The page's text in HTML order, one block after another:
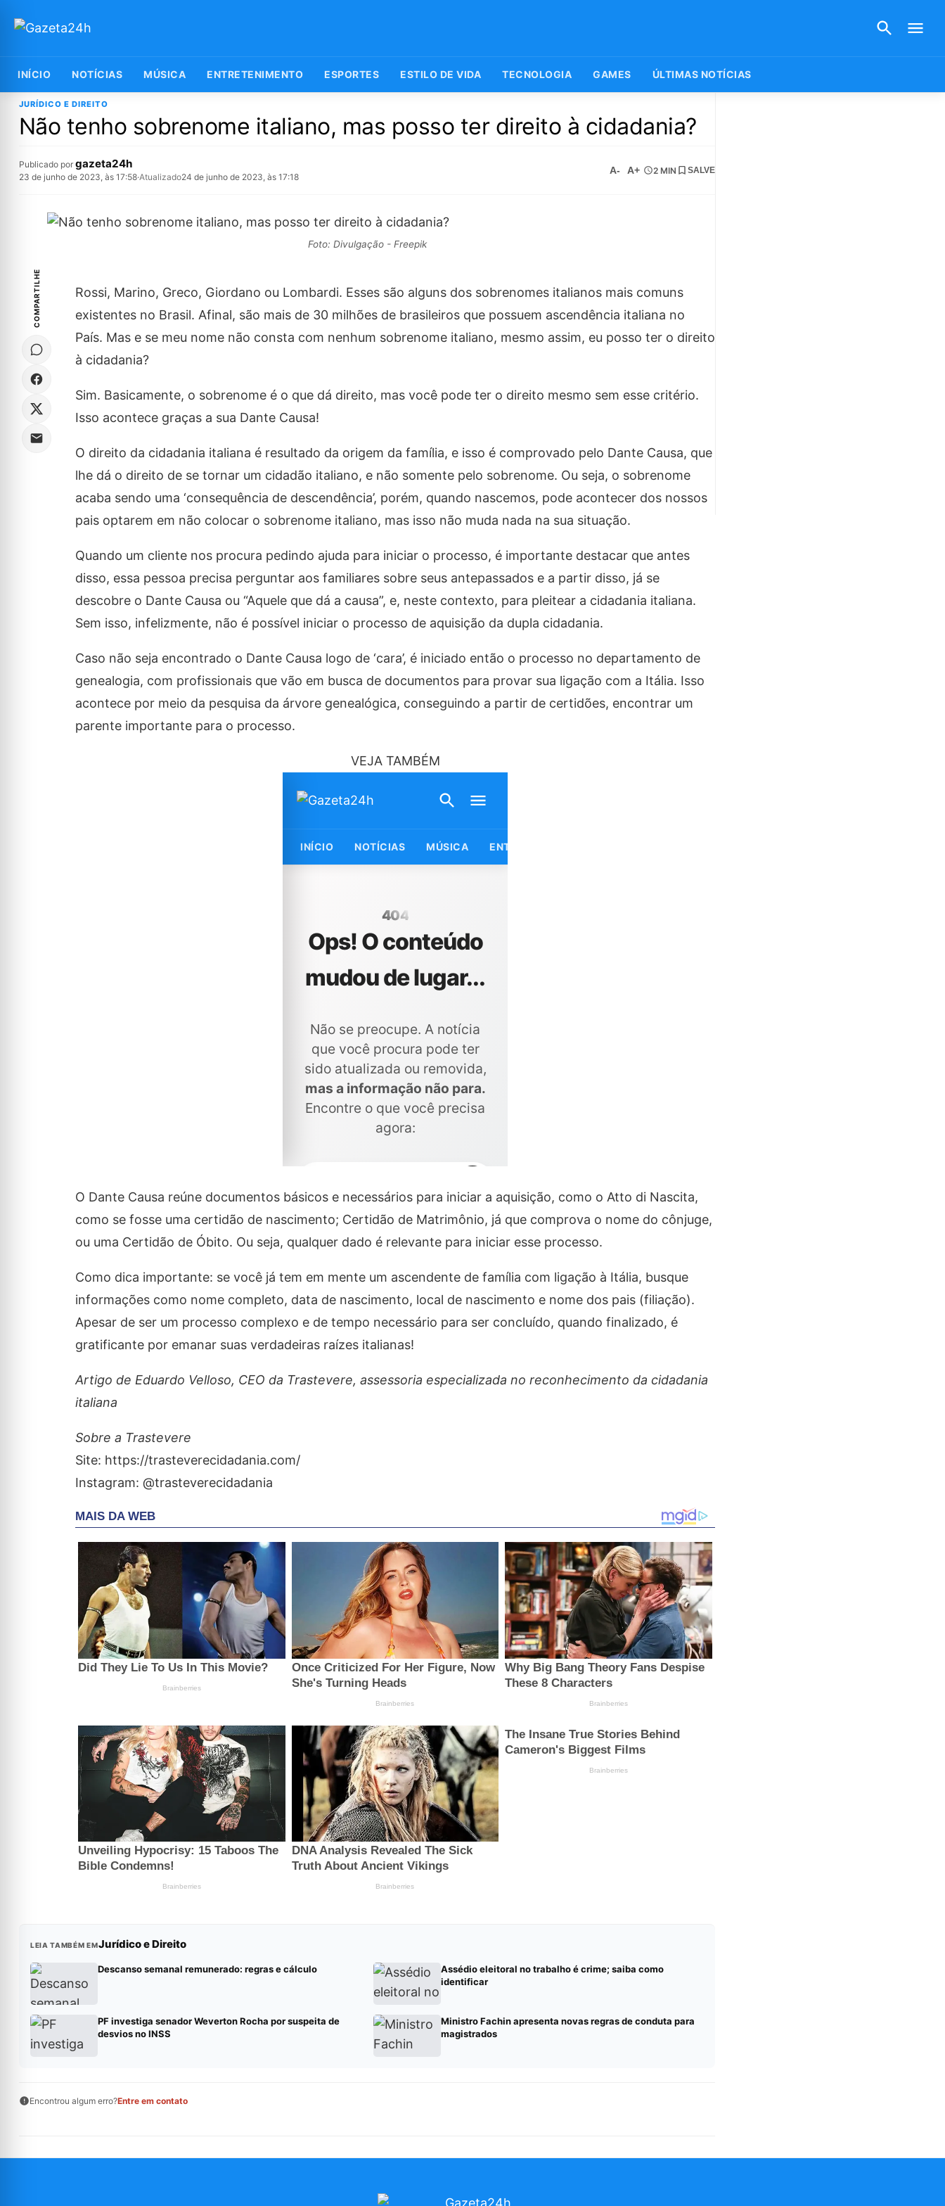
INÍCIO NOTÍCIAS MÚSICA ENTRETENIMENTO ESPORTES ESTILO DE VIDA TECNOLOGIA GAMES ÚLTIMAS NOTÍCIAS
JURÍDICO E DIREITO
Não tenho sobrenome italiano, mas posso ter direito à cidadania?
Publicado por gazeta24h
23 de junho de 2023, às 17:58·Atualizado24 de junho de 2023, às 17:18
A- A+ 2 MIN SALVE
Foto: Divulgação - Freepik
COMPARTILHE
Rossi, Marino, Greco, Giordano ou Lombardi. Esses são alguns dos sobrenomes italianos mais comuns
existentes no Brasil. Afinal, são mais de 30 milhões de brasileiros que possuem ascendência italiana no
País. Mas e se meu nome não consta com nenhum sobrenome italiano, mesmo assim, eu posso ter o direito
à cidadania?
Sim. Basicamente, o sobrenome é o que dá direito, mas você pode ter o direito mesmo sem esse critério.
Isso acontece graças a sua Dante Causa!
O direito da cidadania italiana é resultado da origem da família, e isso é comprovado pelo Dante Causa, que
lhe dá o direito de se tornar um cidadão italiano, e não somente pelo sobrenome. Ou seja, o sobrenome
acaba sendo uma ‘consequência de descendência’, porém, quando nascemos, pode acontecer dos nossos
pais optarem em não colocar o sobrenome italiano, mas isso não muda nada na sua situação.
Quando um cliente nos procura pedindo ajuda para iniciar o processo, é importante destacar que antes
disso, essa pessoa precisa perguntar aos familiares sobre seus antepassados e a partir disso, já se
descobre o Dante Causa ou “Aquele que dá a causa”, e, neste contexto, para pleitear a cidadania italiana.
Sem isso, infelizmente, não é possível iniciar o processo de aquisição da dupla cidadania.
Caso não seja encontrado o Dante Causa logo de ‘cara’, é iniciado então o processo no departamento de
genealogia, com profissionais que vão em busca de documentos para provar sua ligação com a Itália. Isso
acontece por meio da pesquisa da árvore genealógica, conseguindo a partir de certidões, encontrar um
parente importante para o processo.
VEJA TAMBÉM
O Dante Causa reúne documentos básicos e necessários para iniciar a aquisição, como o Atto di Nascita,
como se fosse uma certidão de nascimento; Certidão de Matrimônio, já que comprova o nome do cônjuge,
ou uma Certidão de Óbito. Ou seja, qualquer dado é relevante para iniciar esse processo.
Como dica importante: se você já tem em mente um ascendente de família com ligação à Itália, busque
informações como nome completo, data de nascimento, local de nascimento e nome dos pais (filiação).
Apesar de ser um processo complexo e de tempo necessário para ser concluído, quando finalizado, é
gratificante por emanar suas verdadeiras raízes italianas!
Artigo de Eduardo Velloso, CEO da Trastevere, assessoria especializada no reconhecimento da cidadania
italiana
Sobre a Trastevere
Site: https://trasteverecidadania.com/
Instagram: @trasteverecidadania
LEIA TAMBÉM EMJurídico e Direito
Descanso semanal remunerado: regras e cálculo
Assédio eleitoral no trabalho é crime; saiba como
identificar
PF investiga senador Weverton Rocha por suspeita de
desvios no INSS
Ministro Fachin apresenta novas regras de conduta para
magistrados
Encontrou algum erro?Entre em contato